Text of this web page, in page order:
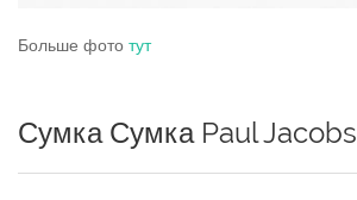
Больше фото тут
Сумка Сумка Paul Jacobs